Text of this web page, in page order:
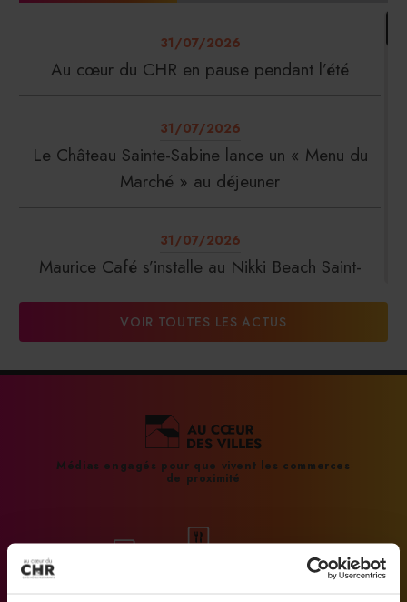
31/07/2026
Au cœur du CHR en pause pendant l’été
31/07/2026
Le Château Sainte-Sabine lance un « Menu du
Marché » au déjeuner
31/07/2026
Maurice Café s’installe au Nikki Beach Saint-
DalterFood Group franchit les 200 millions
31/07/2026
La Liste : La Réserve Paris de nouveau meilleur
VOIR TOUTES LES ACTUS
Médias engagés pour que vivent les commerces
de proximité